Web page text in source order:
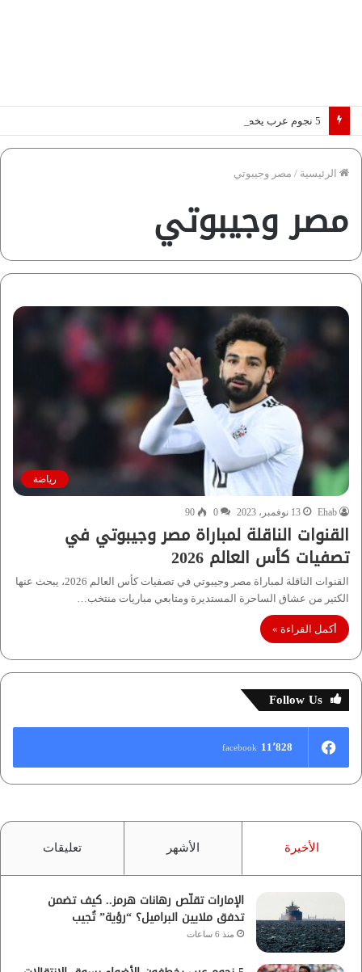
الرئيسية / مصر وجيبوتي
مصر وجيبوتي
رياضة
Ehab 13 نوفمبر، 2023 0
90
القنوات الناقلة لمباراة مصر وجيبوتي في
تصفيات كأس العالم 2026
القنوات الناقلة لمباراة مصر وجيبوتي في تصفيات كأس العالم 2026، يبحث عنها
الكتير من عشاق الساحرة المستديرة ومتابعي مباريات منتخب…
أكمل القراءة »
Follow Us
11٬828 facebook
الأخيرة الأشهر تعليقات
الإمارات تقلّص رهانات هرمز.. كيف تضمن
تدفق ملايين البراميل؟ “رؤية” تُجيب
منذ 6 ساعات